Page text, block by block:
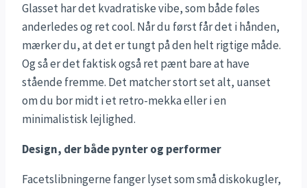
Glasset har det kvadratiske vibe, som både føles
anderledes og ret cool. Når du først får det i hånden,
mærker du, at det er tungt på den helt rigtige måde.
Og så er det faktisk også ret pænt bare at have
stående fremme. Det matcher stort set alt, uanset
om du bor midt i et retro-mekka eller i en
minimalistisk lejlighed.
Design, der både pynter og performer
Facetslibningerne fanger lyset som små diskokugler,